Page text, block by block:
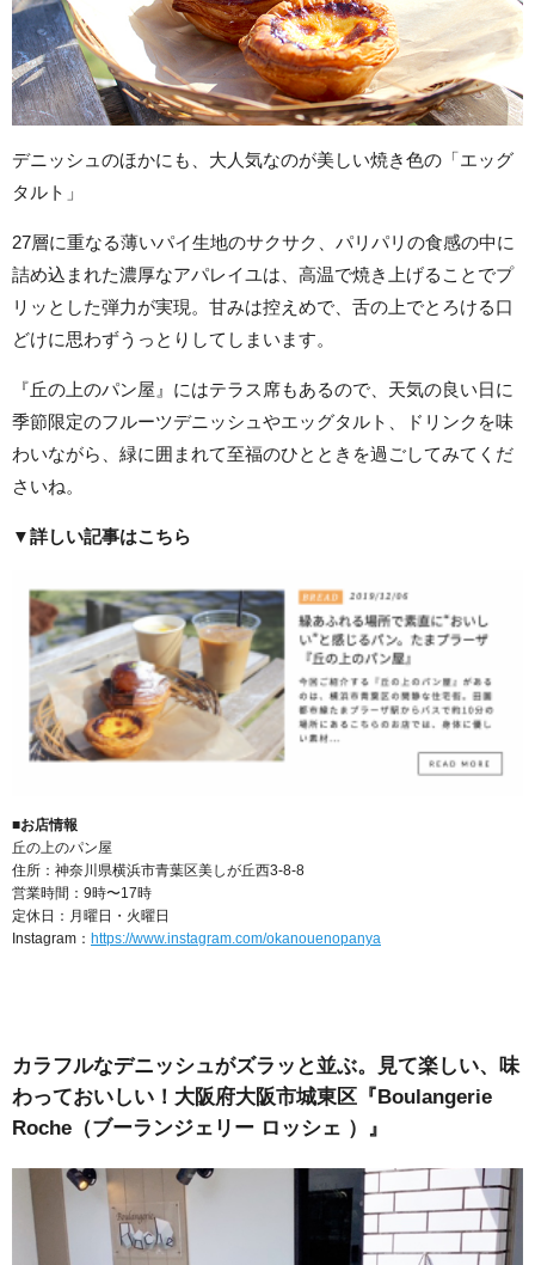
デニッシュのほかにも、大人気なのが美しい焼き色の「エッグ
タルト」
27層に重なる薄いパイ生地のサクサク、パリパリの食感の中に
詰め込まれた濃厚なアパレイユは、高温で焼き上げることでプ
リッとした弾力が実現。甘みは控えめで、舌の上でとろける口
どけに思わずうっとりしてしまいます。
『丘の上のパン屋』にはテラス席もあるので、天気の良い日に
季節限定のフルーツデニッシュやエッグタルト、ドリンクを味
わいながら、緑に囲まれて至福のひとときを過ごしてみてくだ
さいね。
▼詳しい記事はこちら
■お店情報
丘の上のパン屋
住所：神奈川県横浜市青葉区美しが丘西3-8-8
営業時間：9時〜17時
定休日：月曜日・火曜日
Instagram： https://www.instagram.com/okanouenopanya
カラフルなデニッシュがズラッと並ぶ。見て楽しい、味
わっておいしい！大阪府大阪市城東区『Boulangerie
Roche（ブーランジェリー ロッシェ ）』